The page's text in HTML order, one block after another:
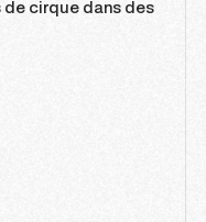
de cirque dans des